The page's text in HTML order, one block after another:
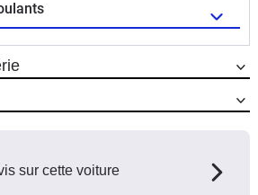
sur cette voiture